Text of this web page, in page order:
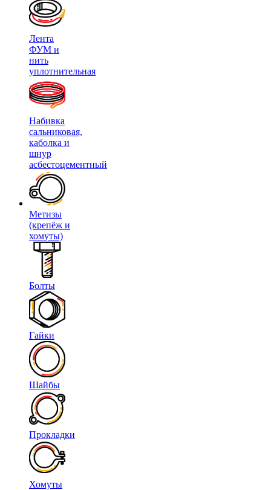
Лента
ФУМ и
нить
уплотнительная
Набивка
сальниковая,
каболка и
шнур
асбестоцементный
Метизы
(крепёж и
хомуты)
Болты
Гайки
Шайбы
Прокладки
Хомуты